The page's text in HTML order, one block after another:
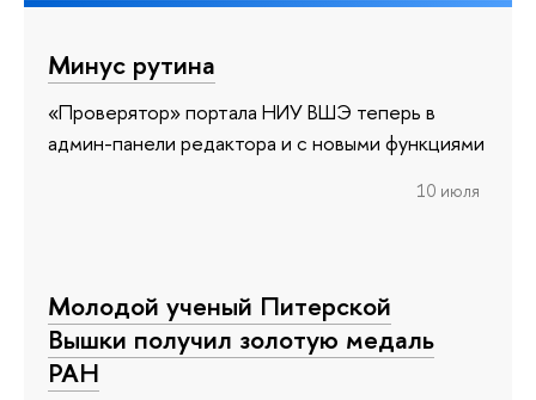
Минус рутина
«Проверятор» портала НИУ ВШЭ теперь в
админ-панели редактора и с новыми функциями
10 июля
Молодой ученый Питерской
Вышки получил золотую медаль
РАН